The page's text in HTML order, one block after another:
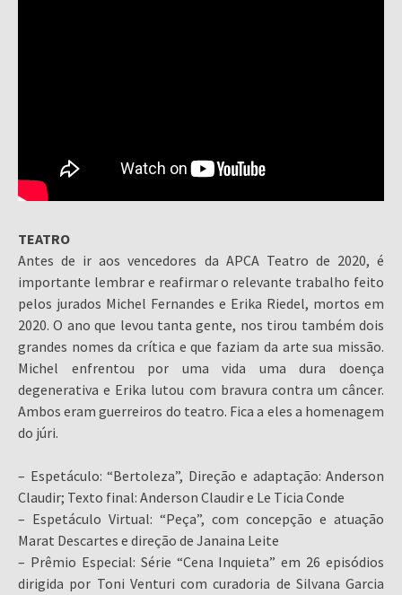
TEATRO
Antes de ir aos vencedores da APCA Teatro de 2020, é
importante lembrar e reafirmar o relevante trabalho feito
pelos jurados Michel Fernandes e Erika Riedel, mortos em
2020. O ano que levou tanta gente, nos tirou também dois
grandes nomes da crítica e que faziam da arte sua missão.
Michel enfrentou por uma vida uma dura doença
degenerativa e Erika lutou com bravura contra um câncer.
Ambos eram guerreiros do teatro. Fica a eles a homenagem
do júri.
– Espetáculo: “Bertoleza”, Direção e adaptação: Anderson
Claudir; Texto final: Anderson Claudir e Le Ticia Conde
– Espetáculo Virtual: “Peça”, com concepção e atuação
Marat Descartes e direção de Janaina Leite
– Prêmio Especial: Série “Cena Inquieta” em 26 episódios
dirigida por Toni Venturi com curadoria de Silvana Garcia